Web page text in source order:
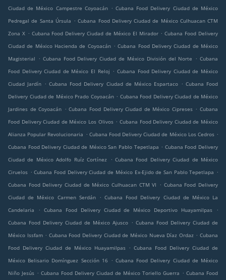
Ciudad de México Campestre Coyoacán . Cubana Food Delivery Ciudad de México
Pedregal de Santa Úrsula . Cubana Food Delivery Ciudad de México Culhuacan CTM
Zona X . Cubana Food Delivery Ciudad de México El Mirador . Cubana Food Delivery
Ciudad de México Hacienda de Coyoacán . Cubana Food Delivery Ciudad de México
Magisterial
. Cubana Food Delivery Ciudad de México División del Norte . Cubana
Food Delivery Ciudad de México El Reloj . Cubana Food Delivery Ciudad de México
Ciudad Jardín . Cubana Food Delivery Ciudad de México Espartaco . Cubana Food
Delivery Ciudad de México Prado Coyoacán . Cubana Food Delivery Ciudad de México
Jardines de Coyoacán . Cubana Food Delivery Ciudad de México Cipreses . Cubana
Food Delivery Ciudad de México Los Olivos . Cubana Food Delivery Ciudad de México
Alianza Popular Revolucionaria . Cubana Food Delivery Ciudad de México Los Cedros .
Cubana Food Delivery Ciudad de México San Pablo Tepetlapa . Cubana Food Delivery
Ciudad de México Adolfo Ruíz Cortínez
. Cubana Food Delivery Ciudad de México
Ciruelos . Cubana Food Delivery Ciudad de México Ex-Ejido de San Pablo Tepetlapa .
Cubana Food Delivery Ciudad de México Culhuacan CTM VI
. Cubana Food Delivery
Ciudad de México Carmen Serdán
. Cubana Food Delivery Ciudad de México La
Candelaria
. Cubana Food Delivery Ciudad de México Deportivo Huayamilpas
.
Cubana Food Delivery Ciudad de México Ajusco . Cubana Food Delivery Ciudad de
México Issfam . Cubana Food Delivery Ciudad de México Nueva Díaz Ordaz . Cubana
Food Delivery Ciudad de México Huayamilpas
. Cubana Food Delivery Ciudad de
México Belisario Domínguez Sección 16
. Cubana Food Delivery Ciudad de México
Niño Jesús . Cubana Food Delivery Ciudad de México Toriello Guerra . Cubana Food